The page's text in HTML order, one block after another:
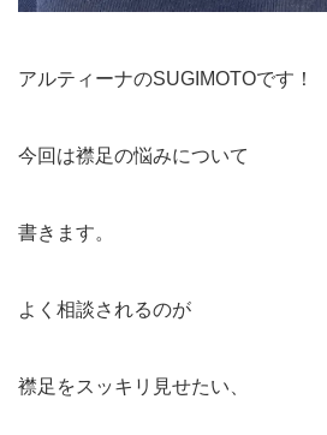
アルティーナのSUGIMOTOです！
今回は襟足の悩みについて
書きます。
よく相談されるのが
襟足をスッキリ見せたい、